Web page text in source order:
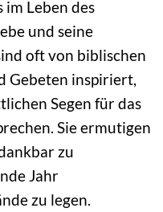
im Leben des
und seine
oft von biblischen
Gebeten inspiriert,
Segen für das
Sie ermutigen
zu
Jahr
zu legen.